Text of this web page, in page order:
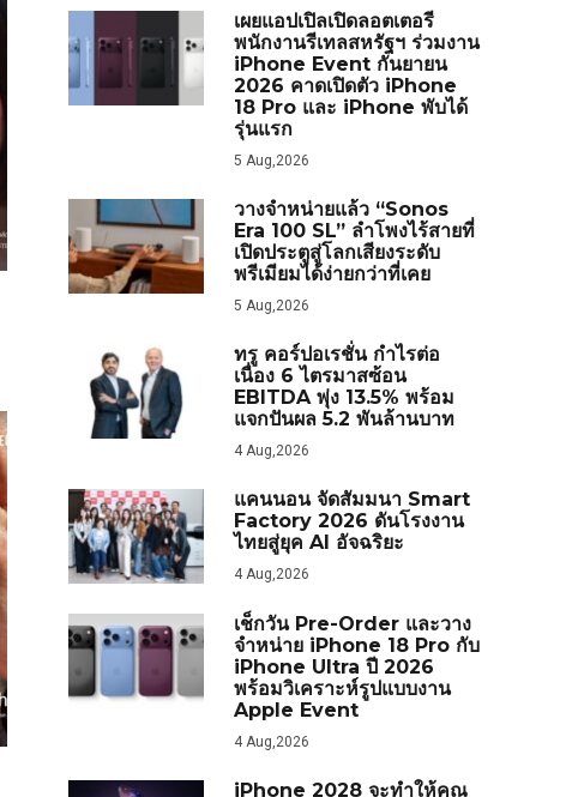
เผยแอปเปิลเปิดลอตเตอรี
พนักงานรีเทลสหรัฐฯ ร่วมงาน
iPhone Event กันยายน
2026 คาดเปิดตัว iPhone
18 Pro และ iPhone พับได้
รุ่นแรก
5 Aug,2026
วางจำหน่ายแล้ว “Sonos
Era 100 SL” ลำโพงไร้สายที่
เปิดประตูสู่โลกเสียงระดับ
พรีเมียมได้ง่ายกว่าที่เคย
5 Aug,2026
ทรู คอร์ปอเรชั่น กำไรต่อ
เนื่อง 6 ไตรมาสซ้อน
EBITDA พุ่ง 13.5% พร้อม
แจกปันผล 5.2 พันล้านบาท
4 Aug,2026
แคนนอน จัดสัมมนา Smart
Factory 2026 ดันโรงงาน
ไทยสู่ยุค AI อัจฉริยะ
4 Aug,2026
เช็กวัน Pre-Order และวาง
จำหน่าย iPhone 18 Pro กับ
iPhone Ultra ปี 2026
พร้อมวิเคราะห์รูปแบบงาน
Apple Event
4 Aug,2026
iPhone 2028 จะทำให้คุณ